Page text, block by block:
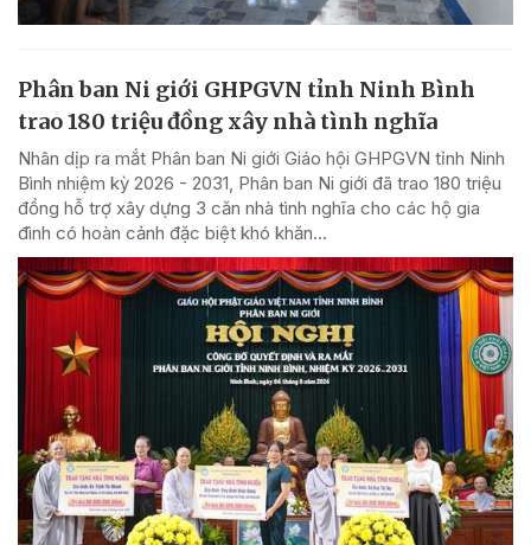
Phân ban Ni giới GHPGVN tỉnh Ninh Bình
trao 180 triệu đồng xây nhà tình nghĩa
Nhân dịp ra mắt Phân ban Ni giới Giáo hội GHPGVN tỉnh Ninh
Bình nhiệm kỳ 2026 - 2031, Phân ban Ni giới đã trao 180 triệu
đồng hỗ trợ xây dựng 3 căn nhà tình nghĩa cho các hộ gia
đình có hoàn cảnh đặc biệt khó khăn...